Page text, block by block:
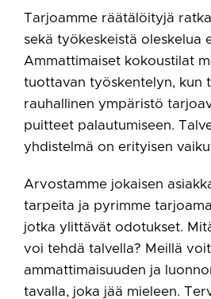
Tarjoamme räätälöityjä
sekä työkeskeistä oleskelua
Ammattimaiset kokoustilat
tuottavan työskentelyn, kun
rauhallinen ympäristö
puitteet palautumiseen.
yhdistelmä on erityisen
Arvostamme jokaisen
tarpeita ja pyrimme
jotka ylittävät odotukset.
voi tehdä talvella? Meillä
ammattimaisuuden ja
tavalla, joka jää mieleen.